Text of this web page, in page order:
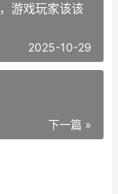
游戏玩家该该
2025-10-29
下一篇 »